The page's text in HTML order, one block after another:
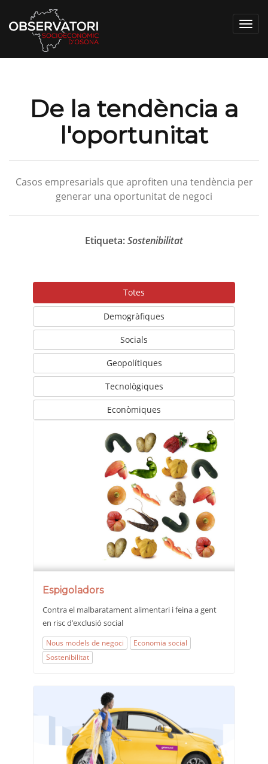
De la tendència a
l'oportunitat
Casos empresarials que aprofiten una tendència per
generar una oportunitat de negoci
Etiqueta:Sostenibilitat
Totes
Demogràfiques
Socials
Geopolítiques
Tecnològiques
Econòmiques
Espigoladors
Contra el malbaratament alimentari i feina a gent
en risc d’exclusió social
Nous models de negoci
Economia social
Sostenibilitat